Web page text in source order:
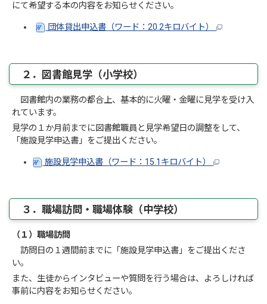
にて希望する本の内容をお知らせください。
団体貸出申込書（ワード：20.2キロバイト）
２．図書館見学（小学校）
図書館内の業務の都合上、基本的に火曜・金曜に見学を受け入
れています。
見学の１か月前までに図書館職員と見学希望日の調整をして、
「施設見学申込書」をご提出ください。
施設見学申込書（ワード：15.1キロバイト）
３．職場訪問・職場体験（中学校）
（１）職場訪問
訪問日の１週間前までに「施設見学申込書」をご提出くださ
い。
また、生徒からインタビューや質問を行う場合は、よろしければ
事前に内容をお知らせください。